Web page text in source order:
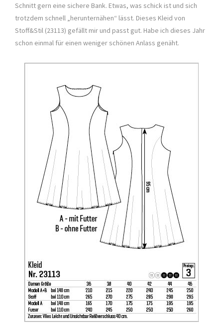
Schnitt gern eine sichere Bank. Etwas, was schick ist und sich
trotzdem schnell „herunternähen“ lässt. Dieses Kleid von
Stoff&Stil (23113) gefällt mir und passt gut. Habe ich dieses Jahr
schon einmal für einen weniger schönen Anlass genäht.